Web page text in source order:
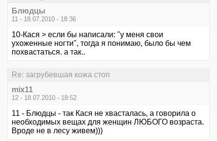
Блюдцы
11 - 18.07.2010 - 18:36
10-Кася > если бы написали: "у меня свои
ухоженные ногти", тогда я понимаю, было бы чем
похвастаться. а так..
Re: загрубевшая кожа стоп
mix11
12 - 18.07.2010 - 18:52
11 - Блюдцы - так Кася не хвасталась, а говорила о
необходимых вещах для женщин ЛЮБОГО возраста.
Вроде не в лесу живем)))